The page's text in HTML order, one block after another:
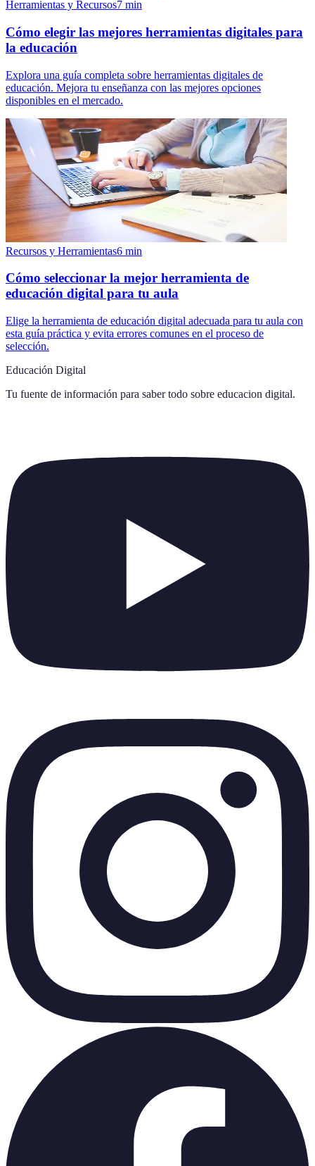
Herramientas y Recursos7 min
Cómo elegir las mejores herramientas digitales para
la educación
Explora una guía completa sobre herramientas digitales de
educación. Mejora tu enseñanza con las mejores opciones
disponibles en el mercado.
Recursos y Herramientas6 min
Cómo seleccionar la mejor herramienta de
educación digital para tu aula
Elige la herramienta de educación digital adecuada para tu aula con
esta guía práctica y evita errores comunes en el proceso de
selección.
Educación Digital
Tu fuente de información para saber todo sobre educacion digital.